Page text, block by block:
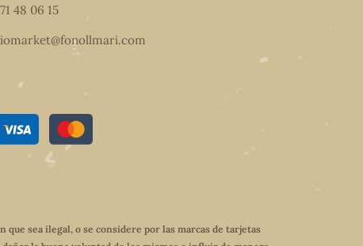
48 06 15
sea ilegal, o se considere por las marcas de tarjetas